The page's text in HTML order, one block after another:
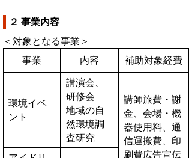
２ 事業内容
＜対象となる事業＞
事業
内容 補助対象経費
環境イベ
ント
講演会、
研修会
地域の自
然環境調
査研究
講師旅費・謝
金、会場・機
器使用料、通
信運搬費、印
刷費広告宣伝